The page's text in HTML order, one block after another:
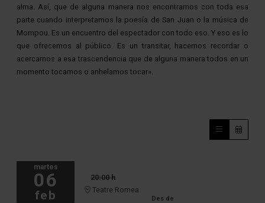
alma. Así, que de alguna manera nos encontramos con toda esa
parte cuando interpretamos la poesía de San Juan o la música de
Mompou. Es un encuentro del espectador con todo eso. Y eso es lo
que ofrecemos al público. Es un transitar, hacernos recordar o
acercarnos a esa trascendencia que de alguna manera todos en un
momento tocamos o anhelamos tocar».
martes
06
feb
20:00 h
Teatre Romea
Des de